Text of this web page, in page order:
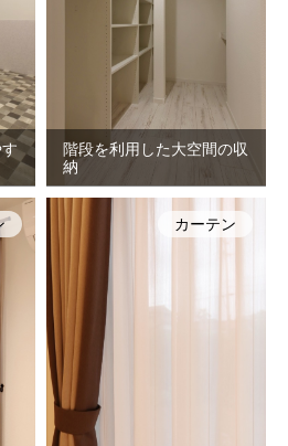
階段を利用した大空間の収
納
カーテン